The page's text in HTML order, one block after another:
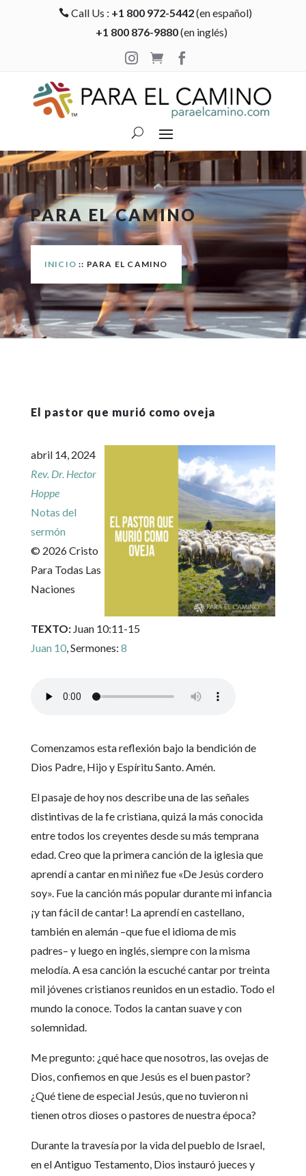
 Call Us : +1 800 972-5442(en español)
+1 800 876-9880(en inglés)

 
PARA EL CAMINO
INICIO :: PARA EL CAMINO
El pastor que murió como oveja
abril 14, 2024
Rev. Dr. Hector
Hoppe
Notas del
sermón
© 2026 Cristo
Para Todas Las
Naciones
TEXTO: Juan 10:11-15
Juan 10, Sermones: 8
Comenzamos esta reflexión bajo la bendición de
Dios Padre, Hijo y Espíritu Santo. Amén.
El pasaje de hoy nos describe una de las señales
distintivas de la fe cristiana, quizá la más conocida
entre todos los creyentes desde su más temprana
edad. Creo que la primera canción de la iglesia que
aprendí a cantar en mi niñez fue «De Jesús cordero
soy». Fue la canción más popular durante mi infancia
¡y tan fácil de cantar! La aprendí en castellano,
también en alemán –que fue el idioma de mis
padres– y luego en inglés, siempre con la misma
melodía. A esa canción la escuché cantar por treinta
mil jóvenes cristianos reunidos en un estadio. Todo el
mundo la conoce. Todos la cantan suave y con
solemnidad.
Me pregunto: ¿qué hace que nosotros, las ovejas de
Dios, confiemos en que Jesús es el buen pastor?
¿Qué tiene de especial Jesús, que no tuvieron ni
tienen otros dioses o pastores de nuestra época?
Durante la travesía por la vida del pueblo de Israel,
en el Antiguo Testamento, Dios instauró jueces y